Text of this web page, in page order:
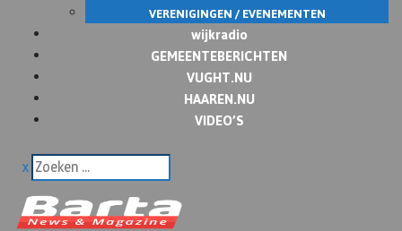
VERENIGINGEN / EVENEMENTEN
wijkradio
GEMEENTEBERICHTEN
VUGHT.NU
HAAREN.NU
VIDEO’S
x